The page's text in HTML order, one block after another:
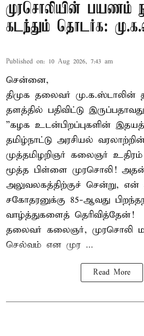
முரசொலியின் பயணம்
கடந்தும் தொடர்க:
Published on: 10 Aug 2026, 7:43 am
சென்னை,
திமுக தலைவர் மு.க.ஸ்டாலின்
தளத்தில் பதிவிட்டு
”கழக உடன்பிறப்புகளின்
தமிழ்நாட்டு அரசியல் வரலாற்றின்
முத்தமிழறிஞர் கலைஞர் உதிரம்
மூத்த பிள்ளை முரசொலி!
அலுவலகத்திற்குச் சென்று, என்
சகோதரனுக்கு 85-ஆவது
வாழ்த்துகளைத் தெரிவித்தேன்!
தலைவர் கலைஞர், முரசொலி
செல்வம் என முர ...
Read More